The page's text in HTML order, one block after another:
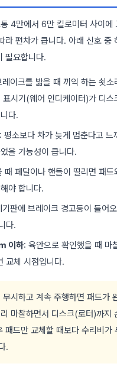
4만에서 6만 킬로미터 사이에
라 편차가 큽니다. 아래 신호 중
필요합니다.
레이크를 밟을 때 끼익 하는 쇳소
표시기(웨어 인디케이터)가 디스
다.
: 평소보다 차가 늦게 멈춘다고 느
을 가능성이 큽니다.
때 페달이나 핸들이 떨리면 패드
야 합니다.
기판에 브레이크 경고등이 들어
다.
이하: 육안으로 확인했을 때 마
교체 시점입니다.
무시하고 계속 주행하면 패드가
마찰하면서 디스크(로터)까지
패드만 교체할 때보다 수리비가
.